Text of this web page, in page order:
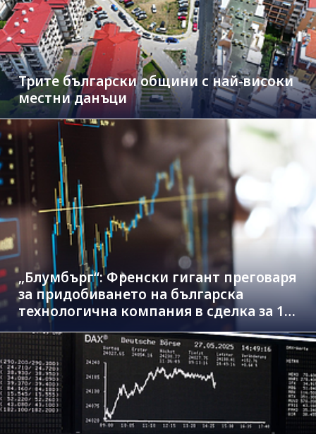
Трите български общини с най-високи
местни данъци
„Блумбърг“: Френски гигант преговаря
за придобиването на българска
технологична компания в сделка за 1.3
млрд. евро